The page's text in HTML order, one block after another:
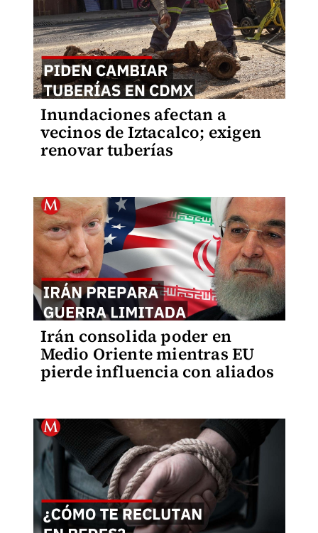
Inundaciones afectan a
vecinos de Iztacalco; exigen
renovar tuberías
Irán consolida poder en
Medio Oriente mientras EU
pierde influencia con aliados